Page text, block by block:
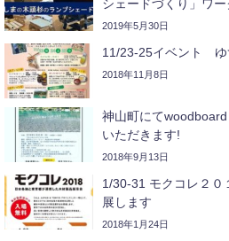
シェードづくり」ワー
2019年5月30日
11/23-25イベント ゆ
2018年11月8日
神山町にて
いただきます!
2018年9月13日
1/30-31 モクコレ２０
展します
2018年1月24日